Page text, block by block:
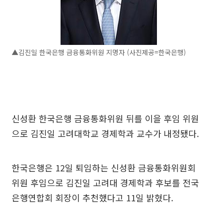
▲김진일 한국은행 금융통화위원 지명자 (사진제공=한국은행)
신성환 한국은행 금융통화위원 뒤를 이을 후임 위원
으로 김진일 고려대학교 경제학과 교수가 내정됐다.
한국은행은 12일 퇴임하는 신성환 금융통화위원회
위원 후임으로 김진일 고려대 경제학과 후보를 전국
은행연합회 회장이 추천했다고 11일 밝혔다.